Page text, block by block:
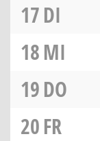
17DI
18MI
19DO
20FR